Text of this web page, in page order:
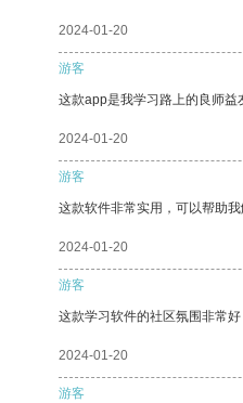
2024-01-20
游客
这款app是我学习路上的良师益
2024-01-20
游客
这款软件非常实用，可以帮助
2024-01-20
游客
这款学习软件的社区氛围非常
2024-01-20
游客